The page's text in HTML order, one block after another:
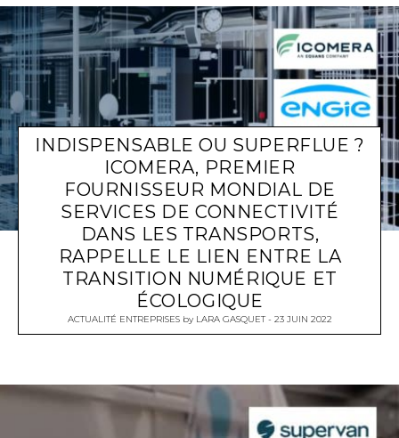
INDISPENSABLE OU SUPERFLUE ?
ICOMERA, PREMIER
FOURNISSEUR MONDIAL DE
SERVICES DE CONNECTIVITÉ
DANS LES TRANSPORTS,
RAPPELLE LE LIEN ENTRE LA
TRANSITION NUMÉRIQUE ET
ÉCOLOGIQUE
ACTUALITÉ ENTREPRISES by LARA GASQUET 23 JUIN 2022